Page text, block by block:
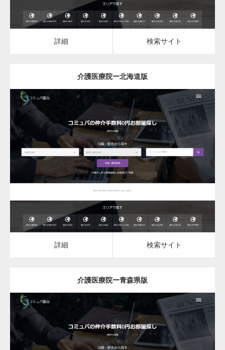
詳細 検索サイト
介護医療院ー北海道版
更新日： 2023.03.09
介護医療院
詳細 検索サイト
詳細 検索サイト
介護医療院ー青森県版
更新日： 2023.03.09